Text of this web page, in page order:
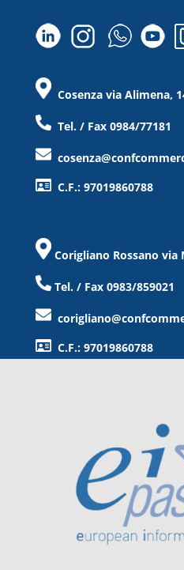
Cosenza via Alimena,
Tel. / Fax 0984/77181
C.F.: 97019860788
Corigliano Rossano via
Tel. / Fax 0983/859021
C.F.: 97019860788